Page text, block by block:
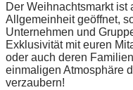
Der Weihnachtsmarkt ist
Allgemeinheit geöffnet,
Unternehmen und
Exklusivität mit euren
oder auch deren
einmaligen Atmosphäre
verzaubern!